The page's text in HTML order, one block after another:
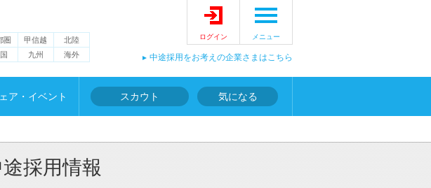
圏 甲信越
北陸
九州 海外
ログイン メニュー
中途採用をお考えの企業さまはこちら
ア・イベント スカウト 気になる
採用情報